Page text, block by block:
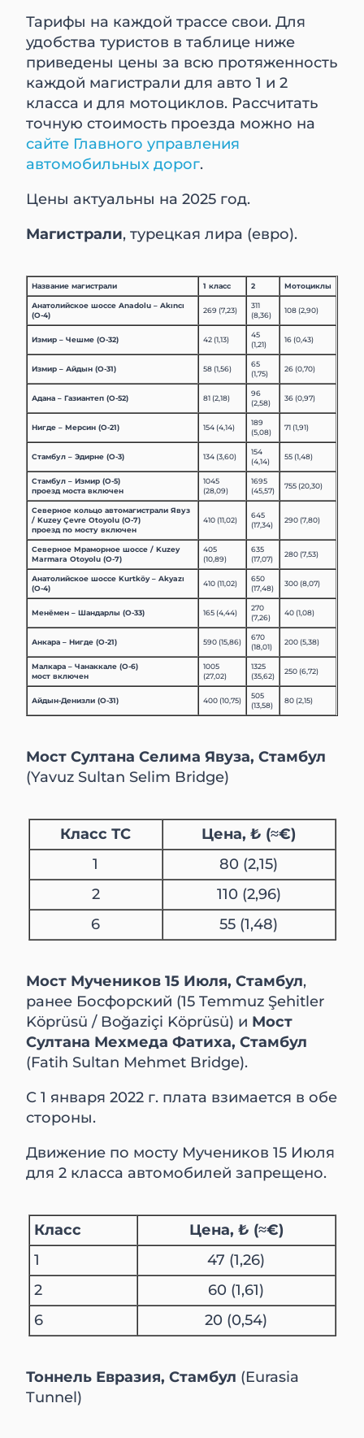
Тарифы на каждой трассе свои. Для
удобства туристов в таблице ниже
приведены цены за всю протяженность
каждой магистрали для авто 1 и 2
класса и для мотоциклов. Рассчитать
точную стоимость проезда можно на
сайте Главного управления
автомобильных дорог.
Цены актуальны на 2025 год.
Магистрали, турецкая лира (евро).
Название магистрали 1 класс 2 Мотоциклы
Анатолийское шоссе Anadolu – Akıncı
(O-4)
269 (7,23)
311
(8,36)
108 (2,90)
Измир – Чешме (O-32) 42 (1,13)
45
(1,21)
16 (0,43)
Измир – Айдын (O-31) 58 (1,56)
65
(1,75)
26 (0,70)
Адана – Газиантеп (O-52) 81 (2,18)
96
(2,58)
36 (0,97)
Нигде – Мерсин (O-21) 154 (4,14)
189
(5,08)
71 (1,91)
Стамбул – Эдирне (O-3) 134 (3,60)
154
(4,14)
55 (1,48)
Стамбул – Измир (O-5)
проезд моста включен
1045
(28,09)
1695
(45,57)
755 (20,30)
Северное кольцо автомагистрали Явуз
/ Kuzey Çevre Otoyolu (O-7)
проезд по мосту включен
410 (11,02)
645
(17,34)
290 (7,80)
Северное Мраморное шоссе / Kuzey
Marmara Otoyolu (O-7)
405
(10,89)
635
(17,07)
280 (7,53)
Анатолийское шоссе Kurtköy – Akyazı
(O-4)
410 (11,02)
650
(17,48)
300 (8,07)
Менёмен – Шандарлы (O-33) 165 (4,44)
270
(7,26)
40 (1,08)
Анкара – Нигде (O-21) 590 (15,86)
670
(18,01)
200 (5,38)
Малкара – Чанаккале (O-6)
мост включен
1005
(27,02)
1325
(35,62)
250 (6,72)
Айдын-Денизли (O-31) 400 (10,75)
505
(13,58)
80 (2,15)
Мост Султана Селима Явуза, Стамбул
(Yavuz Sultan Selim Bridge)
Класс ТС
Цена, ₺ (≈€)
1
80 (2,15)
2
110 (2,96)
6
55 (1,48)
Мост Мучеников 15 Июля, Стамбул,
ранее Босфорский (15 Temmuz Şehitler
Köprüsü / Boğaziçi Köprüsü) и Мост
Султана Мехмеда Фатиха, Стамбул
(Fatih Sultan Mehmet Bridge).
С 1 января 2022 г. плата взимается в обе
стороны.
Движение по мосту Мучеников 15 Июля
для 2 класса автомобилей запрещено.
Класс
Цена, ₺ (≈€)
1
47 (1,26)
2
60 (1,61)
6
20 (0,54)
Тоннель Евразия, Стамбул (Eurasia
Tunnel)